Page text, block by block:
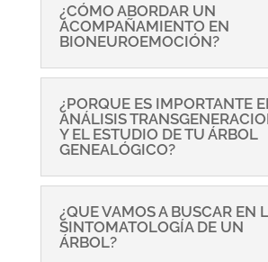
¿CÓMO ABORDAR UN
ACOMPAÑAMIENTO EN
BIONEUROEMOCIÓN?
¿PORQUE ES IMPORTANTE
ANÁLISIS
Y EL ESTUDIO DE TU ÁRBOL
GENEALÓGICO?
¿QUE VAMOS A BUSCAR EN
SINTOMATOLOGÍA DE UN
ÁRBOL?